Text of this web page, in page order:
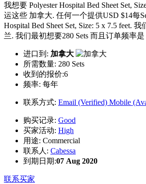
我想要 Polyester Hospital Bed Sheet Set,
运这些 加拿大. 任何一个提供USD $14每
Hospital Bed Sheet Set, Size: 5 x 7.5 feet.
兰. 我们最初想要280 Sets 而且订单频率
进口到: 加拿大
所需数量: 280 Sets
收到的报价:6
频率: 每年
联系方式: Email (Verified) Mobile
购买记录: Good
买家活动: High
用途: Commercial
联系人: Cabessa
到期日期:07 Aug 2020
联系买家